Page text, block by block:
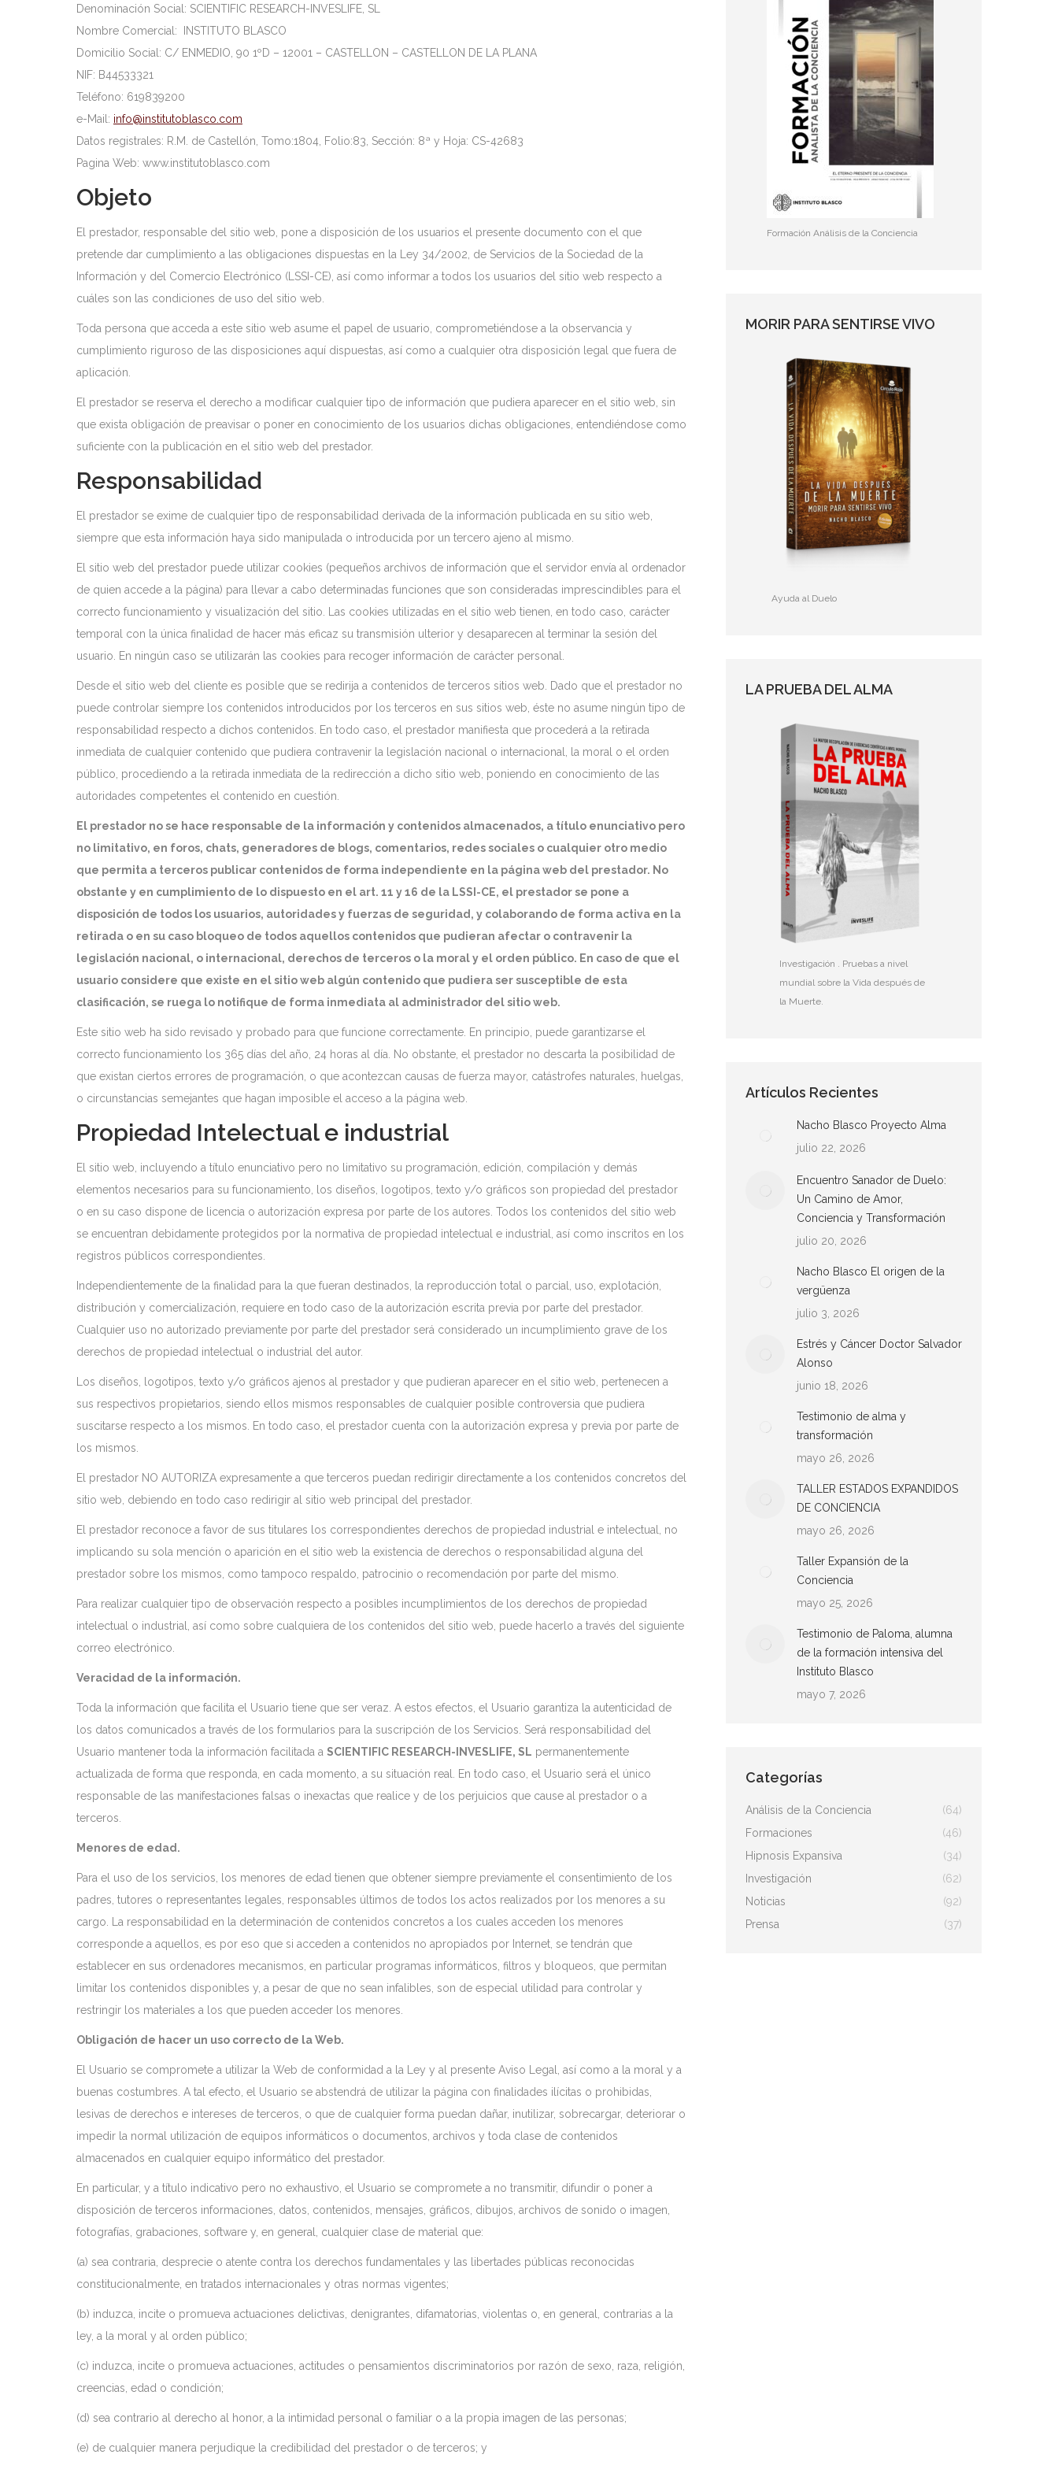
Denominación Social: SCIENTIFIC RESEARCH-INVESLIFE, SL
Nombre Comercial: INSTITUTO BLASCO
Domicilio Social: C/ ENMEDIO, 90 1ºD – 12001 – CASTELLON – CASTELLON DE LA PLANA
NIF: B44533321
Teléfono: 619839200
e-Mail: info@institutoblasco.com
Datos registrales: R.M. de Castellón, Tomo:1804, Folio:83, Sección: 8ª y Hoja: CS-42683
Pagina Web: www.institutoblasco.com
Objeto
El prestador, responsable del sitio web, pone a disposición de los usuarios el presente documento con el que
pretende dar cumplimiento a las obligaciones dispuestas en la Ley 34/2002, de Servicios de la Sociedad de la
Información y del Comercio Electrónico (LSSI-CE), así como informar a todos los usuarios del sitio web respecto a
cuáles son las condiciones de uso del sitio web.
Toda persona que acceda a este sitio web asume el papel de usuario, comprometiéndose a la observancia y
cumplimiento riguroso de las disposiciones aquí dispuestas, así como a cualquier otra disposición legal que fuera de
aplicación.
El prestador se reserva el derecho a modificar cualquier tipo de información que pudiera aparecer en el sitio web, sin
que exista obligación de preavisar o poner en conocimiento de los usuarios dichas obligaciones, entendiéndose como
suficiente con la publicación en el sitio web del prestador.
Responsabilidad
El prestador se exime de cualquier tipo de responsabilidad derivada de la información publicada en su sitio web,
siempre que esta información haya sido manipulada o introducida por un tercero ajeno al mismo.
El sitio web del prestador puede utilizar cookies (pequeños archivos de información que el servidor envía al ordenador
de quien accede a la página) para llevar a cabo determinadas funciones que son consideradas imprescindibles para el
correcto funcionamiento y visualización del sitio. Las cookies utilizadas en el sitio web tienen, en todo caso, carácter
temporal con la única finalidad de hacer más eficaz su transmisión ulterior y desaparecen al terminar la sesión del
usuario. En ningún caso se utilizarán las cookies para recoger información de carácter personal.
Desde el sitio web del cliente es posible que se redirija a contenidos de terceros sitios web. Dado que el prestador no
puede controlar siempre los contenidos introducidos por los terceros en sus sitios web, éste no asume ningún tipo de
responsabilidad respecto a dichos contenidos. En todo caso, el prestador manifiesta que procederá a la retirada
inmediata de cualquier contenido que pudiera contravenir la legislación nacional o internacional, la moral o el orden
público, procediendo a la retirada inmediata de la redirección a dicho sitio web, poniendo en conocimiento de las
autoridades competentes el contenido en cuestión.
El prestador no se hace responsable de la información y contenidos almacenados, a título enunciativo pero
no limitativo, en foros, chats, generadores de blogs, comentarios, redes sociales o cualquier otro medio
que permita a terceros publicar contenidos de forma independiente en la página web del prestador. No
obstante y en cumplimiento de lo dispuesto en el art. 11 y 16 de la LSSI-CE, el prestador se pone a
disposición de todos los usuarios, autoridades y fuerzas de seguridad, y colaborando de forma activa en la
retirada o en su caso bloqueo de todos aquellos contenidos que pudieran afectar o contravenir la
legislación nacional, o internacional, derechos de terceros o la moral y el orden público. En caso de que el
usuario considere que existe en el sitio web algún contenido que pudiera ser susceptible de esta
clasificación, se ruega lo notifique de forma inmediata al administrador del sitio web.
Este sitio web ha sido revisado y probado para que funcione correctamente. En principio, puede garantizarse el
correcto funcionamiento los 365 días del año, 24 horas al día. No obstante, el prestador no descarta la posibilidad de
que existan ciertos errores de programación, o que acontezcan causas de fuerza mayor, catástrofes naturales, huelgas,
o circunstancias semejantes que hagan imposible el acceso a la página web.
Propiedad Intelectual e industrial
El sitio web, incluyendo a título enunciativo pero no limitativo su programación, edición, compilación y demás
elementos necesarios para su funcionamiento, los diseños, logotipos, texto y/o gráficos son propiedad del prestador
o en su caso dispone de licencia o autorización expresa por parte de los autores. Todos los contenidos del sitio web
se encuentran debidamente protegidos por la normativa de propiedad intelectual e industrial, así como inscritos en los
registros públicos correspondientes.
Independientemente de la finalidad para la que fueran destinados, la reproducción total o parcial, uso, explotación,
distribución y comercialización, requiere en todo caso de la autorización escrita previa por parte del prestador.
Cualquier uso no autorizado previamente por parte del prestador será considerado un incumplimiento grave de los
derechos de propiedad intelectual o industrial del autor.
Los diseños, logotipos, texto y/o gráficos ajenos al prestador y que pudieran aparecer en el sitio web, pertenecen a
sus respectivos propietarios, siendo ellos mismos responsables de cualquier posible controversia que pudiera
suscitarse respecto a los mismos. En todo caso, el prestador cuenta con la autorización expresa y previa por parte de
los mismos.
El prestador NO AUTORIZA expresamente a que terceros puedan redirigir directamente a los contenidos concretos del
sitio web, debiendo en todo caso redirigir al sitio web principal del prestador.
El prestador reconoce a favor de sus titulares los correspondientes derechos de propiedad industrial e intelectual, no
implicando su sola mención o aparición en el sitio web la existencia de derechos o responsabilidad alguna del
prestador sobre los mismos, como tampoco respaldo, patrocinio o recomendación por parte del mismo.
Para realizar cualquier tipo de observación respecto a posibles incumplimientos de los derechos de propiedad
intelectual o industrial, así como sobre cualquiera de los contenidos del sitio web, puede hacerlo a través del siguiente
correo electrónico.
Veracidad de la información.
Toda la información que facilita el Usuario tiene que ser veraz. A estos efectos, el Usuario garantiza la autenticidad de
los datos comunicados a través de los formularios para la suscripción de los Servicios. Será responsabilidad del
Usuario mantener toda la información facilitada a SCIENTIFIC RESEARCH-INVESLIFE, SL permanentemente
actualizada de forma que responda, en cada momento, a su situación real. En todo caso, el Usuario será el único
responsable de las manifestaciones falsas o inexactas que realice y de los perjuicios que cause al prestador o a
terceros.
Menores de edad.
Para el uso de los servicios, los menores de edad tienen que obtener siempre previamente el consentimiento de los
padres, tutores o representantes legales, responsables últimos de todos los actos realizados por los menores a su
cargo. La responsabilidad en la determinación de contenidos concretos a los cuales acceden los menores
corresponde a aquellos, es por eso que si acceden a contenidos no apropiados por Internet, se tendrán que
establecer en sus ordenadores mecanismos, en particular programas informáticos, filtros y bloqueos, que permitan
limitar los contenidos disponibles y, a pesar de que no sean infalibles, son de especial utilidad para controlar y
restringir los materiales a los que pueden acceder los menores.
Obligación de hacer un uso correcto de la Web.
El Usuario se compromete a utilizar la Web de conformidad a la Ley y al presente Aviso Legal, así como a la moral y a
buenas costumbres. A tal efecto, el Usuario se abstendrá de utilizar la página con finalidades ilícitas o prohibidas,
lesivas de derechos e intereses de terceros, o que de cualquier forma puedan dañar, inutilizar, sobrecargar, deteriorar o
impedir la normal utilización de equipos informáticos o documentos, archivos y toda clase de contenidos
almacenados en cualquier equipo informático del prestador.
En particular, y a título indicativo pero no exhaustivo, el Usuario se compromete a no transmitir, difundir o poner a
disposición de terceros informaciones, datos, contenidos, mensajes, gráficos, dibujos, archivos de sonido o imagen,
fotografías, grabaciones, software y, en general, cualquier clase de material que:
(a) sea contraria, desprecie o atente contra los derechos fundamentales y las libertades públicas reconocidas
constitucionalmente, en tratados internacionales y otras normas vigentes;
(b) induzca, incite o promueva actuaciones delictivas, denigrantes, difamatorias, violentas o, en general, contrarias a la
ley, a la moral y al orden público;
(c) induzca, incite o promueva actuaciones, actitudes o pensamientos discriminatorios por razón de sexo, raza, religión,
creencias, edad o condición;
(d) sea contrario al derecho al honor, a la intimidad personal o familiar o a la propia imagen de las personas;
(e) de cualquier manera perjudique la credibilidad del prestador o de terceros; y
Formación Análisis de la Conciencia
MORIR PARA SENTIRSE VIVO
Ayuda al Duelo
LA PRUEBA DEL ALMA
Investigación . Pruebas a nivel
mundial sobre la Vida después de
la Muerte.
Artículos Recientes
Nacho Blasco Proyecto Alma
julio 22, 2026
Encuentro Sanador de Duelo:
Un Camino de Amor,
Conciencia y Transformación
julio 20, 2026
Nacho Blasco El origen de la
vergüenza
julio 3, 2026
Estrés y Cáncer Doctor Salvador
Alonso
junio 18, 2026
Testimonio de alma y
transformación
mayo 26, 2026
TALLER ESTADOS EXPANDIDOS
DE CONCIENCIA
mayo 26, 2026
Taller Expansión de la
Conciencia
mayo 25, 2026
Testimonio de Paloma, alumna
de la formación intensiva del
Instituto Blasco
mayo 7, 2026
Categorías
Análisis de la Conciencia
(64)
Formaciones
(46)
Hipnosis Expansiva
(34)
Investigación
(62)
Noticias
(92)
Prensa
(37)